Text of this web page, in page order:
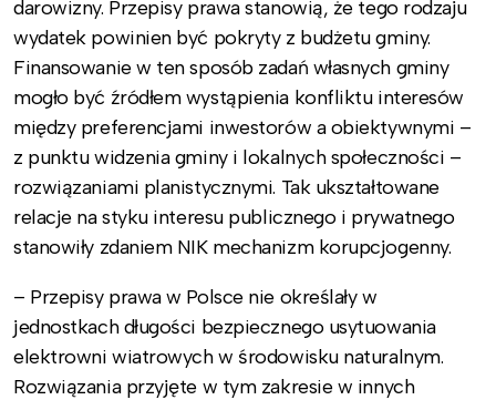
darowizny. Przepisy prawa stanowią, że tego rodzaju
wydatek powinien być pokryty z budżetu gminy.
Finansowanie w ten sposób zadań własnych gminy
mogło być źródłem wystąpienia konfliktu interesów
między preferencjami inwestorów a obiektywnymi –
z punktu widzenia gminy i lokalnych społeczności –
rozwiązaniami planistycznymi. Tak ukształtowane
relacje na styku interesu publicznego i prywatnego
stanowiły zdaniem NIK mechanizm korupcjogenny.
– Przepisy prawa w Polsce nie określały w
jednostkach długości bezpiecznego usytuowania
elektrowni wiatrowych w środowisku naturalnym.
Rozwiązania przyjęte w tym zakresie w innych